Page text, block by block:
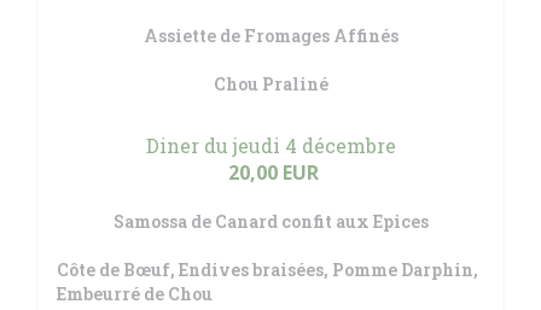
Assiette de Fromages Affinés
Chou Praliné
Diner du jeudi 4 décembre
20,00 EUR
Samossa de Canard confit aux Epices
Côte de Bœuf, Endives braisées, Pomme Darphin,
Embeurré de Chou